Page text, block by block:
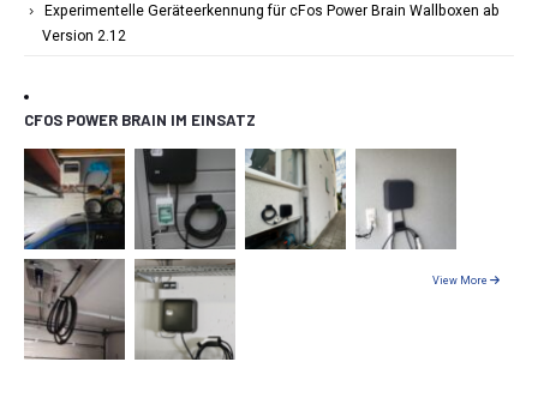
Experimentelle Geräteerkennung für cFos Power Brain Wallboxen ab
Version 2.12
CFOS POWER BRAIN IM EINSATZ
View More